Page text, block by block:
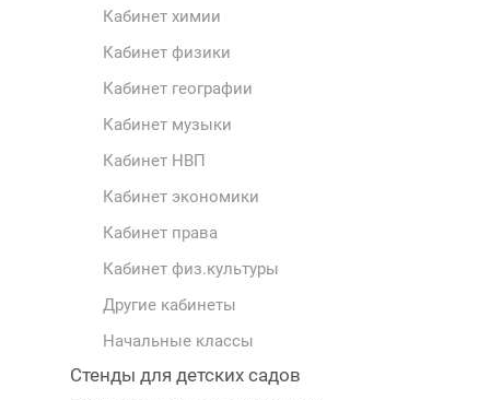
Кабинет химии
Кабинет физики
Кабинет географии
Кабинет музыки
Кабинет НВП
Кабинет экономики
Кабинет права
Кабинет физ.культуры
Другие кабинеты
Начальные классы
Стенды для детских садов